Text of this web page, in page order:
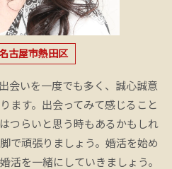
古屋市熱田区
会いを一度でも多く、誠心誠意
ます。出会ってみて感じること
つらいと思う時もあるかもしれ
で頑張りましょう。婚活を始め
活を一緒にしていきましょう。